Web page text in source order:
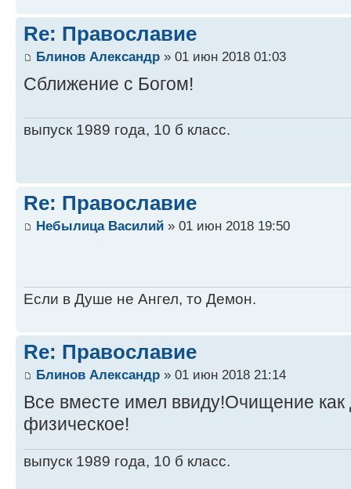
Re: Православие
Блинов Александр » 01 июн 2018 01:03
Сближение с Богом!
выпуск 1989 года, 10 б класс.
Re: Православие
Небылица Василий » 01 июн 2018 19:50
Если в Душе не Ангел, то Демон.
Re: Православие
Блинов Александр » 01 июн 2018 21:14
Все вместе имел ввиду!Очищение как
физическое!
выпуск 1989 года, 10 б класс.